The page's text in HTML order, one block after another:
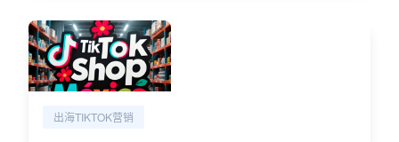
出海TIKTOK营销